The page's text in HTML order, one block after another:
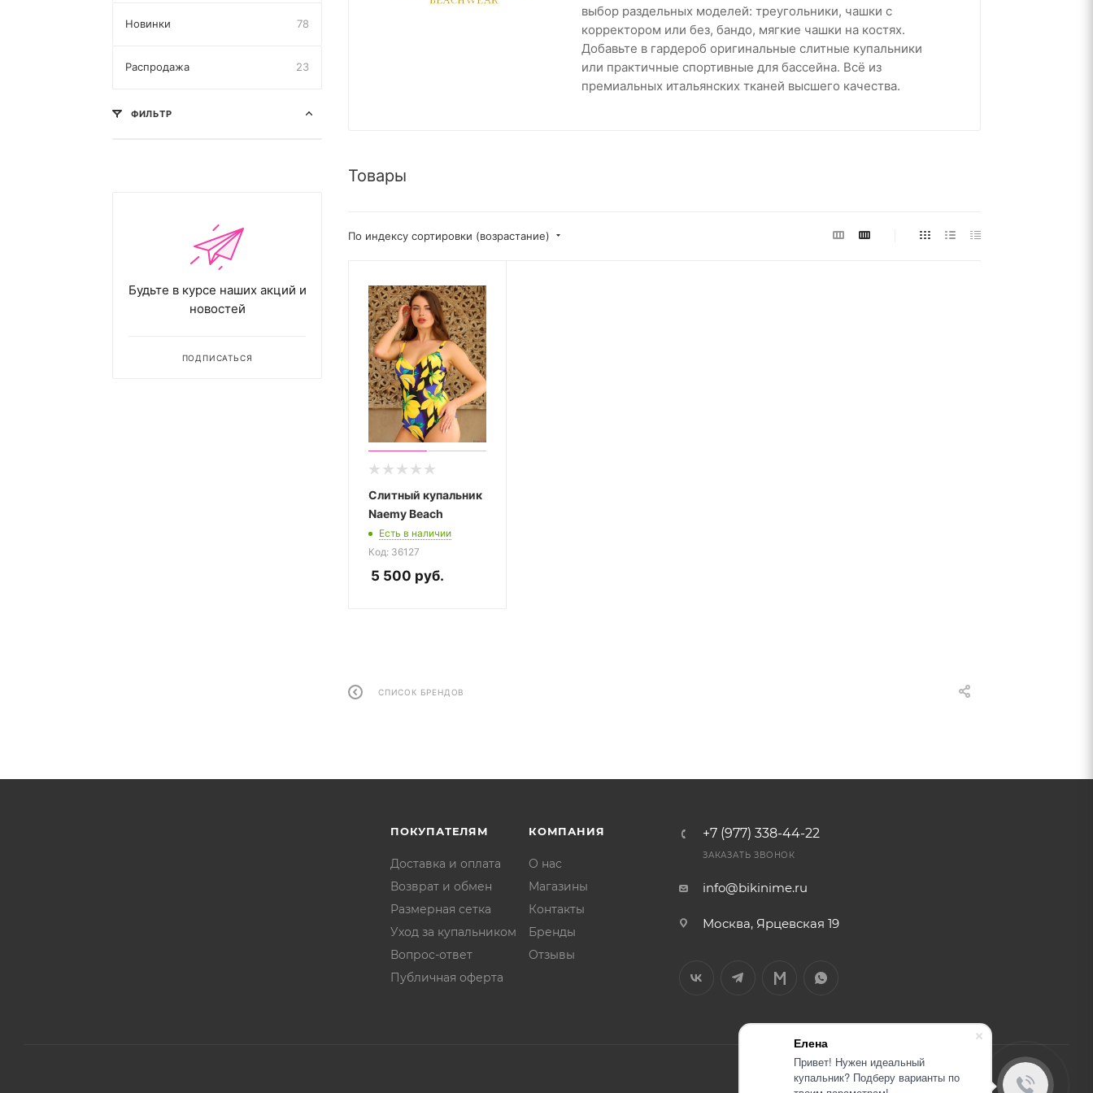
Елена
Привет! Нужен идеальный
купальник? Подберу варианты по
выбор раздельных моделей: треугольники, чашки с
корректором или без, бандо, мягкие чашки на костях.
Добавьте в гардероб оригинальные слитные купальники
или практичные спортивные для бассейна. Всё из
премиальных итальянских тканей высшего качества.
Товары
По индексу сортировки (возрастание)
Слитный купальник
Naemy Beach
Есть в наличии
Код: 36127
5 500 руб.
СПИСОК БРЕНДОВ
Новинки 78
Распродажа 23
ФИЛЬТР
Будьте в курсе наших акций и
новостей
ПОДПИСАТЬСЯ
ПОКУПАТЕЛЯМ
Доставка и оплата
Возврат и обмен
Размерная сетка
Уход за купальником
Вопрос-ответ
Публичная оферта
КОМПАНИЯ
О нас
Магазины
Контакты
Бренды
Отзывы
+7 (977) 338-44-22
ЗАКАЗАТЬ ЗВОНОК
info@bikinime.ru
Москва, Ярцевская 19